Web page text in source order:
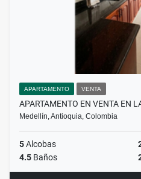
APARTAMENTO VENTA
APARTAMENTO EN VENTA EN
Medellín, Antioquia, Colombia
5Alcobas
4.5 Baños